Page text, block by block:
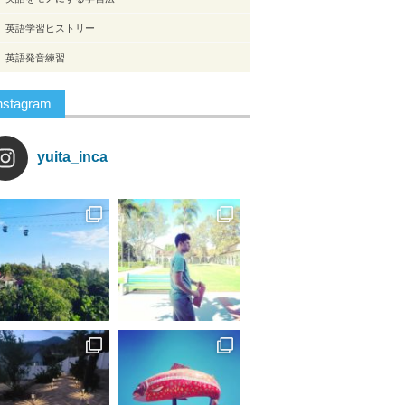
英語学習ヒストリー
英語発音練習
yuita_inca